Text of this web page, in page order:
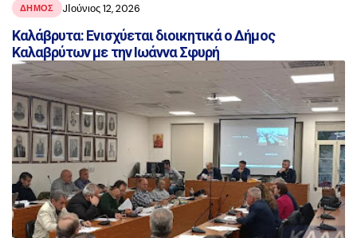
ΔΗΜΟΣ JΙούνιος 12, 2026
Καλάβρυτα: Ενισχύεται διοικητικά ο Δήμος
Καλαβρύτων με την Ιωάννα Σφυρή